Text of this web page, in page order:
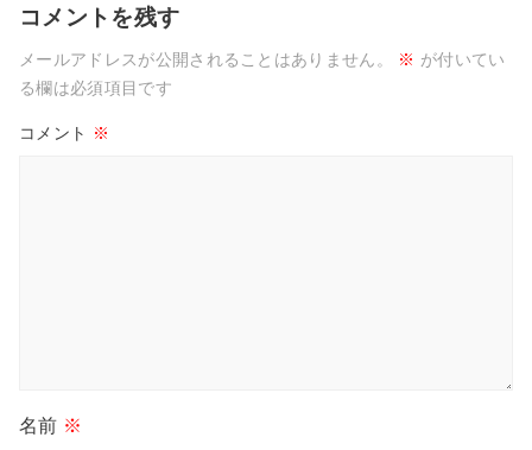
コメントを残す
メールアドレスが公開されることはありません。 ※ が付いてい
る欄は必須項目です
コメント ※
名前 ※